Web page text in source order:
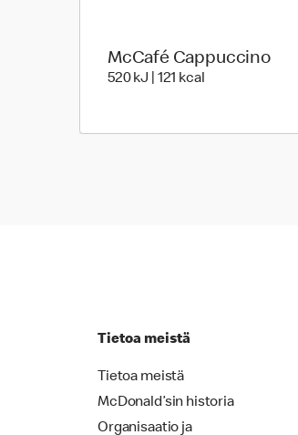
McCafé Cappuccino
520 kJ | 121 kcal
Tietoa meistä
Tietoa meistä
McDonald’sin historia
Organisaatio ja